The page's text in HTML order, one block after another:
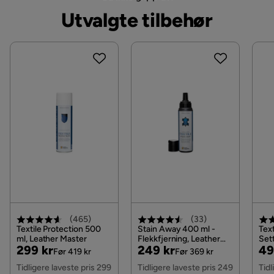
Materialutseende
Produsentens navn på trekk Lincoln 86
Trekkutseende
Avtakbar polstringsposisjon Sittepute & ryggpute
Avtagbart stoff
Utvalgte tilbehør
(465)
Textile Protection 500
ml, Leather Master
Pris
299 kr
Original
Pris
Før 419 kr
Tidligere laveste pris 299
(33)
Stain Away 400 ml -
Flekkfjerning, Leather
Master
Pris
249 kr
Original
Pris
Før 369 kr
Tidligere laveste pris 249